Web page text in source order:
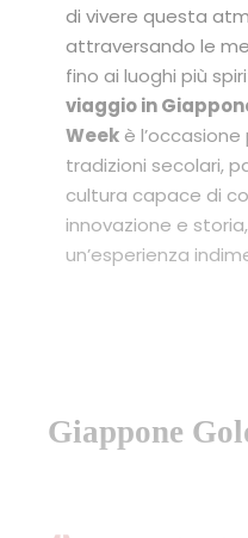
di vivere questa
attraversando le
fino ai luoghi più
viaggio in
Week è
tradizioni secolari,
cultura capace di
innovazione e
un’esperienza
Giappone